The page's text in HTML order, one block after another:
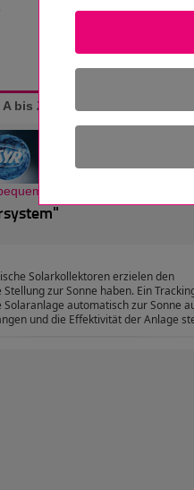
bis Z
als Newsletter erhalten!
Solarkollektoren erzielen den
zur Sonne haben. Ein
automatisch zur Sonne
und die Effektivität der Anlage